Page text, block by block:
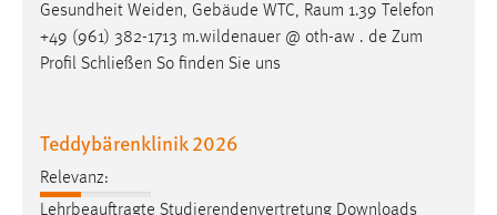
Gesundheit Weiden, Gebäude WTC, Raum 1.39 Telefon
+49 (961) 382-1713 m.wildenauer @ oth-aw . de Zum
Profil Schließen So finden Sie uns
Teddybärenklinik 2026
Relevanz:
Lehrbeauftragte Studierendenvertretung Downloads